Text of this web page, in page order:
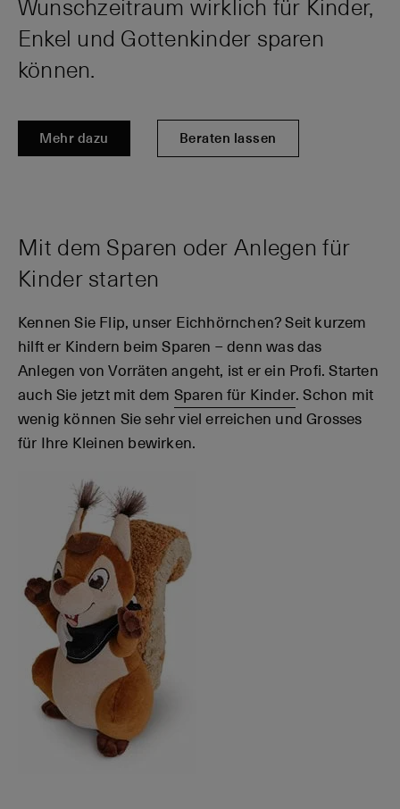
Wunschzeitraum wirklich für Kinder,
Enkel und Gottenkinder sparen
können.
Mehr dazu Beraten lassen
Mit dem Sparen oder Anlegen für
Kinder starten
Kennen Sie Flip, unser Eichhörnchen? Seit kurzem
hilft er Kindern beim Sparen – denn was das
Anlegen von Vorräten angeht, ist er ein Profi. Starten
auch Sie jetzt mit dem Sparen für Kinder.Schon mit
wenig können Sie sehr viel erreichen und Grosses
für Ihre Kleinen bewirken.